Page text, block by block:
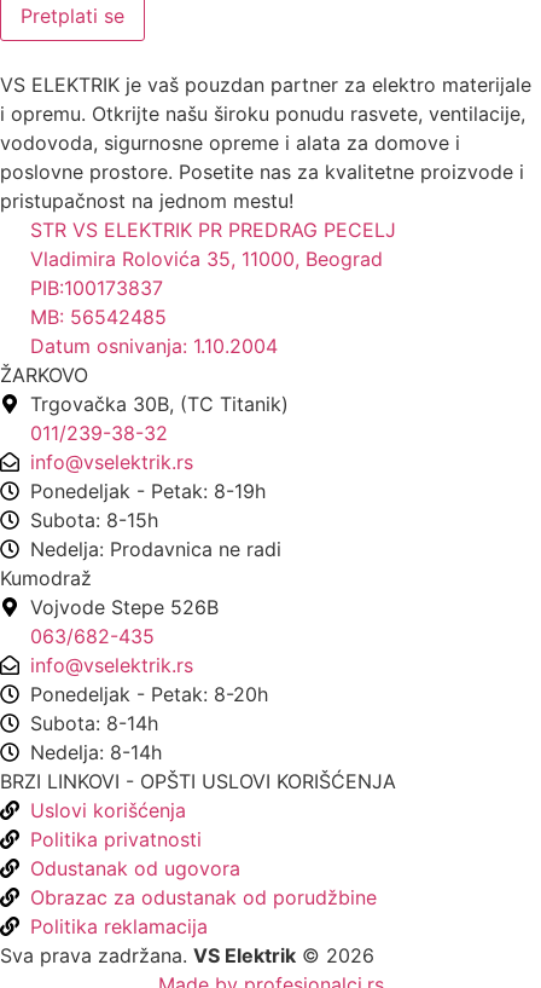
Pretplati se
VS ELEKTRIK je vaš pouzdan partner za elektro materijale
i opremu. Otkrijte našu široku ponudu rasvete, ventilacije,
vodovoda, sigurnosne opreme i alata za domove i
poslovne prostore. Posetite nas za kvalitetne proizvode i
pristupačnost na jednom mestu!
STR VS ELEKTRIK PR PREDRAG PECELJ
Vladimira Rolovića 35, 11000, Beograd
PIB:100173837
MB: 56542485
Datum osnivanja: 1.10.2004
ŽARKOVO
Trgovačka 30B, (TC Titanik)
011/239-38-32
info@vselektrik.rs
Ponedeljak - Petak: 8-19h
Subota: 8-15h
Nedelja: Prodavnica ne radi
Kumodraž
Vojvode Stepe 526B
063/682-435
info@vselektrik.rs
Ponedeljak - Petak: 8-20h
Subota: 8-14h
Nedelja: 8-14h
BRZI LINKOVI - OPŠTI USLOVI KORIŠĆENJA
Uslovi korišćenja
Politika privatnosti
Odustanak od ugovora
Obrazac za odustanak od porudžbine
Politika reklamacija
Sva prava zadržana. VS Elektrik © 2026